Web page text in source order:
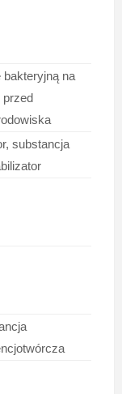
na
przed
substancja